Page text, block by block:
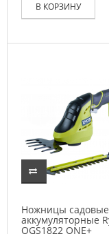
В КОРЗИНУ
Ножницы садовые
аккумуляторные
OGS1822 ONE+